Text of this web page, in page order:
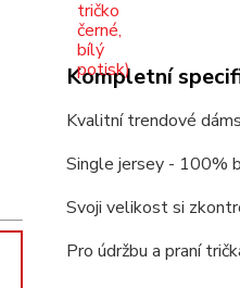
Kompletní
Kvalitní trendové
Single jersey - 100%
Svoji velikost si
Pro údržbu a praní